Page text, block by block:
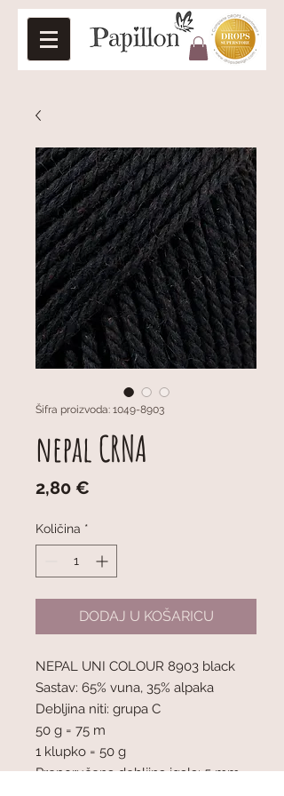
Šifra proizvoda: 1049-8903
nepal CRNA
2,80 €
Količina *
DODAJ U KOŠARICU
NEPAL UNI COLOUR 8903 black
Sastav: 65% vuna, 35% alpaka
Debljina niti: grupa C
50 g = 75 m
1 klupko = 50 g
Preporučena debljina igala: 5 mm